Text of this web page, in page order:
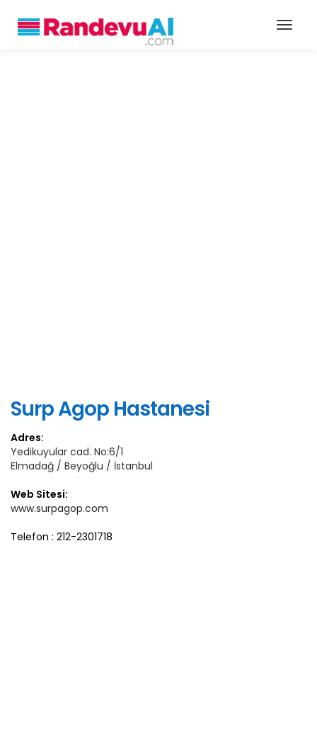
Surp Agop Hastanesi
Adres:
Yedikuyular cad. No:6/1
Elmadağ / Beyoğlu / İstanbul
Web Sitesi:
www.surpagop.com
Telefon : 212-2301718